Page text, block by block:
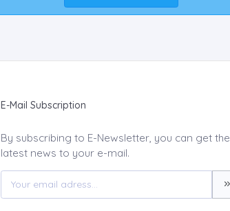
E-Mail Subscription
By subscribing to E-Newsletter, you can get the
latest news to your e-mail.